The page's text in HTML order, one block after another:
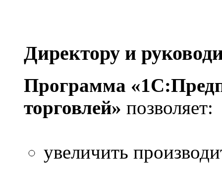
Директору и
Программа
торговлей» позволяет:
увеличить